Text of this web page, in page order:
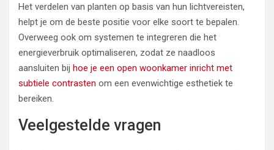
Het verdelen van planten op basis van hun lichtvereisten,
helpt je om de beste positie voor elke soort te bepalen.
Overweeg ook om systemen te integreren die het
energieverbruik optimaliseren, zodat ze naadloos
aansluiten bij hoe je een open woonkamer inricht met
subtiele contrasten om een evenwichtige esthetiek te
bereiken.
Veelgestelde vragen